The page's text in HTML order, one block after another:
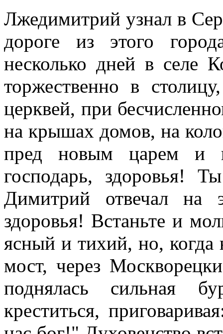
Лжедимитрий узнал в
дороге из этого
несколько дней в селе
торжественно в
церквей, при
на крышах домов, на
пред новым царем и
господарь, здоровья!
Димитрий отвечал
здоровья! Встаньте и
ясный и тихий, но,
мост, через
поднялась сильная
креститься,